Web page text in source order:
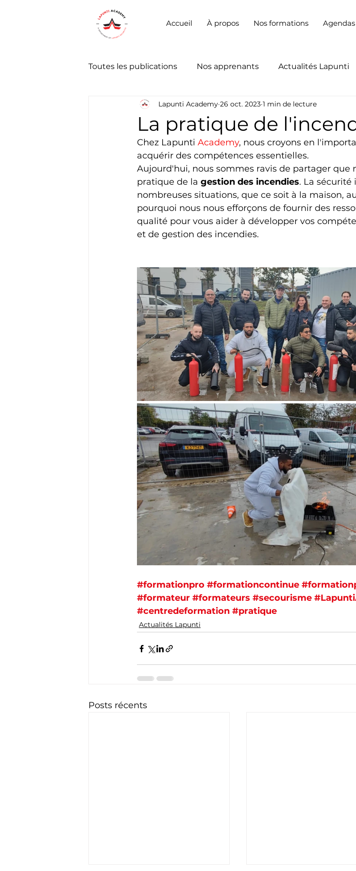
Accueil À propos Nos formations
Toutes les publications Nos apprenants Actualités Lapunti
La pratique de
Lapunti Academy 26 oct. 2023 1 min de lecture
Chez Lapunti Academy, nous croyons en
acquérir des compétences essentielles.
Aujourd'hui, nous sommes ravis de partager que
pratique de la gestion des incendies. La sécurité
nombreuses situations, que ce soit à la maison,
pourquoi nous nous efforçons de fournir des
qualité pour vous aider à développer vos
et de gestion des incendies.
#formationpro #formationcontinue
#formateur #formateurs #secourisme
#centredeformation #pratique
Actualités Lapunti
Posts récents